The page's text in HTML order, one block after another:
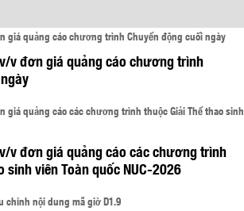
v đơn giá quảng cáo chương trình
v đơn giá quảng cáo các chương trình
sinh viên Toàn quốc NUC-2026